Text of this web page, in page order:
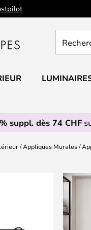
un
suppl. dès 74 CHF
Appliques Murales